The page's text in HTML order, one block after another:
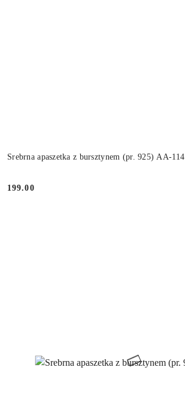
Srebrna apaszetka z bursztynem (pr. 925) AA-114
Cena:
199.00